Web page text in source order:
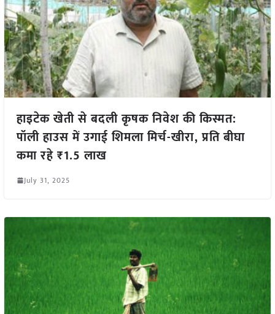
हाइटेक खेती से बदली कृषक निवेश की किस्मत:
पॉली हाउस में उगाई शिमला मिर्च-खीरा, प्रति बीघा
कमा रहे ₹1.5 लाख
July 31, 2025